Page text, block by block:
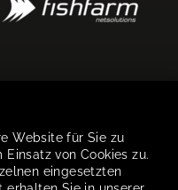
Website für Sie zu
von Cookies zu.
eingesetzten